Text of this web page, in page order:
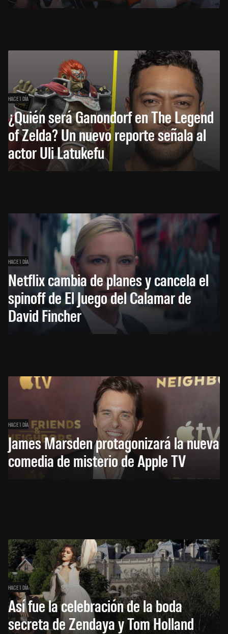
HACE 1 DÍA
¿Quién será Ganondorf en The Legend
of Zelda? Un nuevo reporte señala al
actor Uli Latukefu
HACE 1 DÍA
Netflix cambia de planes y cancela el
spinoff de El Juego del Calamar de
David Fincher
HACE 1 DÍA
James Marsden protagonizará la nueva
comedia de misterio de Apple TV
HACE 1 DÍA
Así fue la celebración de la boda
secreta de Zendaya y Tom Holland